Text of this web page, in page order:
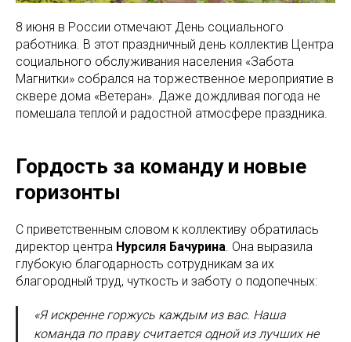
8 июня в России отмечают День социального
работника. В этот праздничный день коллектив Центра
социального обслуживания населения «Забота
Магнитки» собрался на торжественное мероприятие в
сквере дома «Ветеран». Даже дождливая погода не
помешала теплой и радостной атмосфере праздника.
Гордость за команду и новые
горизонты
С приветственным словом к коллективу обратилась
директор центра Нурсиля Бачурина . Она выразила
глубокую благодарность сотрудникам за их
благородный труд, чуткость и заботу о подопечных:
«Я искренне горжусь каждым из вас. Наша
команда по праву считается одной из лучших не